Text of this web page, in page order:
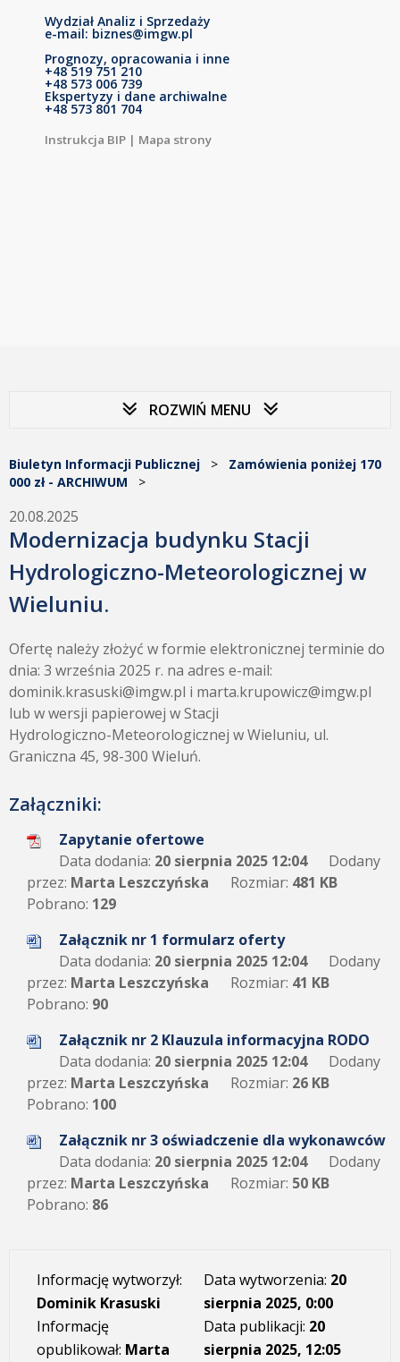
Wydział Analiz i Sprzedaży
e-mail: biznes@imgw.pl
Prognozy, opracowania i inne
+48 519 751 210
+48 573 006 739
Ekspertyzy i dane archiwalne
+48 573 801 704
Instrukcja BIP | Mapa strony
ROZWIŃ MENU
Biuletyn Informacji Publicznej > Zamówienia poniżej 170
000 zł - ARCHIWUM >
20.08.2025
Modernizacja budynku Stacji
Hydrologiczno-Meteorologicznej w
Wieluniu.
Ofertę należy złożyć w formie elektronicznej terminie do
dnia: 3 września 2025 r. na adres e-mail:
dominik.krasuski@imgw.pl i marta.krupowicz@imgw.pl
lub w wersji papierowej w Stacji
Hydrologiczno-Meteorologicznej w Wieluniu, ul.
Graniczna 45, 98-300 Wieluń.
Załączniki:
Zapytanie ofertowe
Data dodania: 20 sierpnia 2025 12:04
Dodany
przez: Marta Leszczyńska Rozmiar: 481 KB
Pobrano: 129
Załącznik nr 1 formularz oferty
Data dodania: 20 sierpnia 2025 12:04
Dodany
przez: Marta Leszczyńska Rozmiar: 41 KB
Pobrano: 90
Załącznik nr 2 Klauzula informacyjna RODO
Data dodania: 20 sierpnia 2025 12:04
Dodany
przez: Marta Leszczyńska Rozmiar: 26 KB
Pobrano: 100
Załącznik nr 3 oświadczenie dla wykonawców
Data dodania: 20 sierpnia 2025 12:04
Dodany
przez: Marta Leszczyńska Rozmiar: 50 KB
Pobrano: 86
Informację wytworzył:
Dominik Krasuski
Informację
opublikował: Marta
Data wytworzenia: 20
sierpnia 2025, 0:00
Data publikacji: 20
sierpnia 2025, 12:05